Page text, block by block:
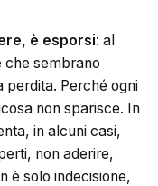
è esporsi: al
che sembrano
Perché ogni
non sparisce. In
in alcuni casi,
non aderire,
è solo indecisione,